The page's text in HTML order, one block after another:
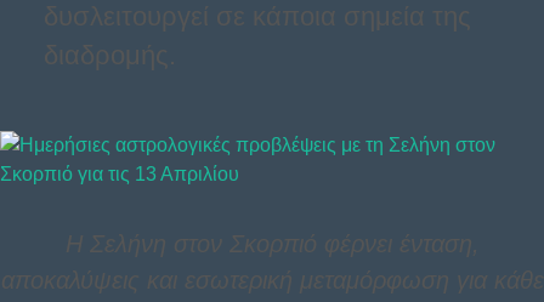
δυσλειτουργεί σε κάποια σημεία της
διαδρομής.
Η Σελήνη στον Σκορπιό φέρνει ένταση,
αποκαλύψεις και εσωτερική μεταμόρφωση για κάθε